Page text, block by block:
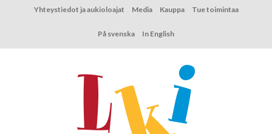
Yhteystiedot ja aukioloajat Media Kauppa Tue toimintaa
På svenska In English